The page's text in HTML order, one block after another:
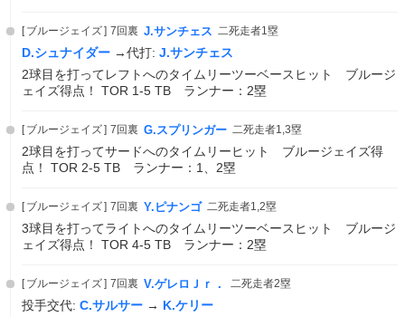
ブルージェイズ 7回裏 J.サンチェス 二死走者1塁
D.シュナイダー →代打: J.サンチェス
2球目を打ってレフトへのタイムリーツーベースヒット ブルージ
ェイズ得点！ TOR 1-5 TB ランナー：2塁
ブルージェイズ 7回裏 G.スプリンガー 二死走者1,3塁
2球目を打ってサードへのタイムリーヒット ブルージェイズ得
点！ TOR 2-5 TB ランナー：1、2塁
ブルージェイズ 7回裏 Y.ピナンゴ 二死走者1,2塁
3球目を打ってライトへのタイムリーツーベースヒット ブルージ
ェイズ得点！ TOR 4-5 TB ランナー：2塁
ブルージェイズ 7回裏 V.ゲレロＪｒ． 二死走者2塁
投手交代: C.サルサー → K.ケリー